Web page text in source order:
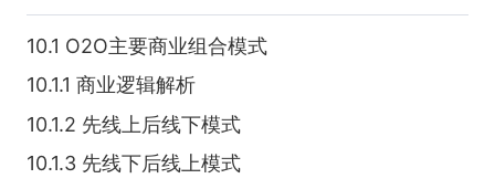
10.1 O2O主要商业组合模式
10.1.1 商业逻辑解析
10.1.2 先线上后线下模式
10.1.3 先线下后线上模式